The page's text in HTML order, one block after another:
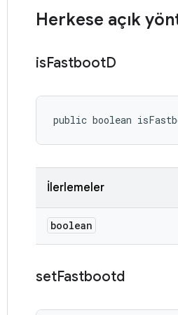
Herkese açık
isFastbootD
public boolean
İlerlemeler
boolean
setFastbootd